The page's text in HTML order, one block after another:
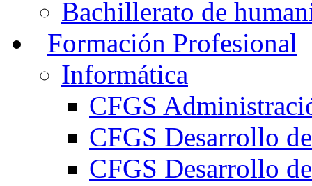
Bachillerato de
Formación Profesional
Informática
CFGS
CFGS Desarrollo
CFGS Desarrollo